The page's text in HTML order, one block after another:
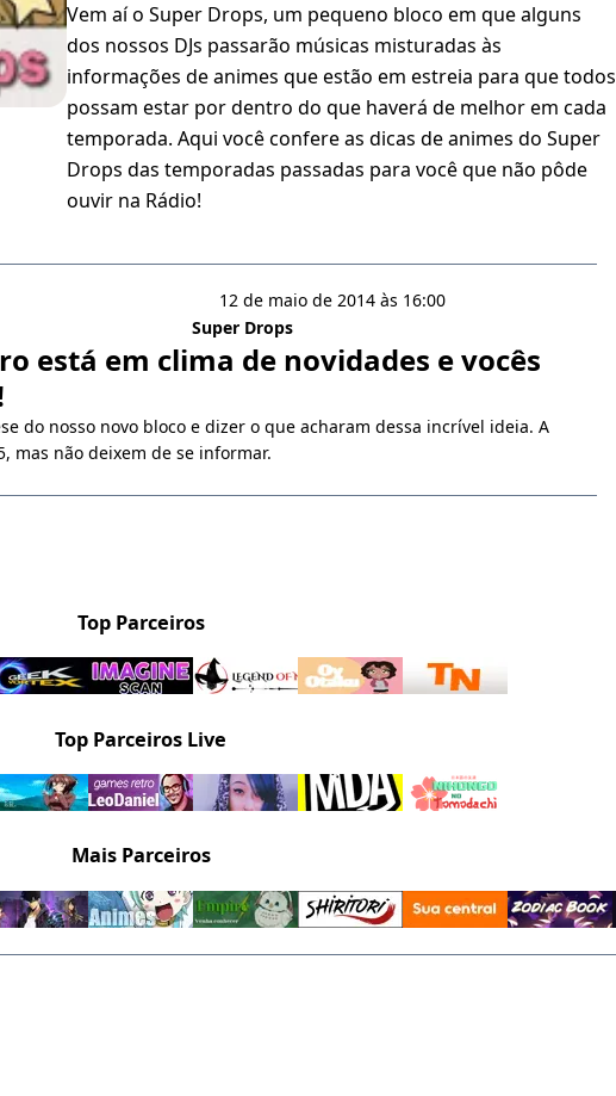
Vem aí o Super Drops, um pequeno bloco em que alguns
dos nossos DJs passarão músicas misturadas às
informações de animes que estão em estreia para que todos
possam estar por dentro do que haverá de melhor em cada
temporada. Aqui você confere as dicas de animes do Super
Drops das temporadas passadas para você que não pôde
ouvir na Rádio!
12 de maio de 2014 às 16:00
Super Drops
está em clima de novidades e vocês
do nosso novo bloco e dizer o que acharam dessa incrível ideia. A
mas não deixem de se informar.
Top Parceiros
Top Parceiros Live
Mais Parceiros